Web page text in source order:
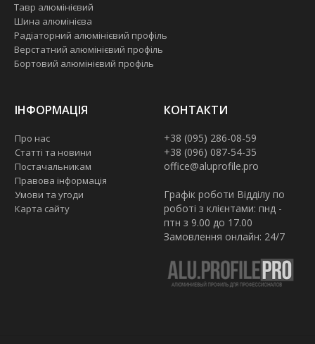
Тавр алюмінієвий
Шина алюмінієва
Радіаторний алюмінієвий профіль
Верстатний алюмінієвий профіль
Бортовий алюмінієвий профіль
ІНФОРМАЦІЯ
Про нас
Статті та новини
Постачальникам
Правова інформація
Умови та угоди
Карта сайту
КОНТАКТИ
+38 (095) 286-08-59
+38 (096) 087-54-35
office@aluprofile.pro
Графік роботи Відділу по
роботі з клієнтами: пнд -
птн з 9.00 до 17.00
Замовлення онлайн: 24/7